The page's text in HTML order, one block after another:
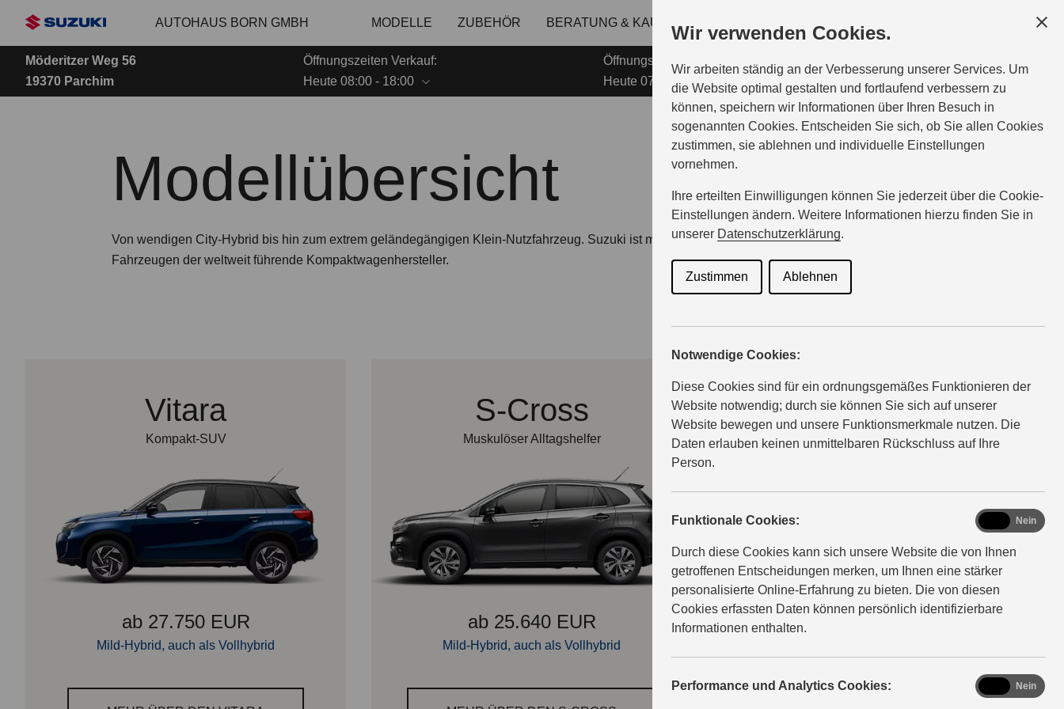
Wir verwenden Cookies.
Wir arbeiten ständig an der Verbesserung unserer Services. Um
die Website optimal gestalten und fortlaufend verbessern zu
können, speichern wir Informationen über Ihren Besuch in
sogenannten Cookies. Entscheiden Sie sich, ob Sie allen Cookies
zustimmen, sie ablehnen und individuelle Einstellungen
vornehmen.
Ihre erteilten Einwilligungen können Sie jederzeit über die Cookie-
Einstellungen ändern. Weitere Informationen hierzu finden Sie in
unserer Datenschutzerklärung.
Zustimmen Ablehnen
Notwendige Cookies:
Diese Cookies sind für ein ordnungsgemäßes Funktionieren der
Website notwendig; durch sie können Sie sich auf unserer
Website bewegen und unsere Funktionsmerkmale nutzen. Die
Daten erlauben keinen unmittelbaren Rückschluss auf Ihre
Person.
Funktionale Cookies:
Durch diese Cookies kann sich unsere Website die von Ihnen
getroffenen Entscheidungen merken, um Ihnen eine stärker
personalisierte Online-Erfahrung zu bieten. Die von diesen
Cookies erfassten Daten können persönlich identifizierbare
Informationen enthalten.
functional
Nein
Performance und Analytics Cookies: analyticsNein
Hauptinhalt
AUTOHAUS BORN GMBH MODELLE ZUBEHÖR BERATUNG & KAUF
Möderitzer Weg 56
19370 Parchim
Öffnungszeiten Verkauf:
Heute 08:00 - 18:00
Öffnungszeiten Service:
Heute 07:00 - 18:00
born@suzuki-handel.de
Modellübersicht
Von wendigen City-Hybrid bis hin zum extrem geländegängigen Klein-Nutzfahrzeug. Suzuki ist mit über 3 Millionen verkauften
Fahrzeugen der weltweit führende Kompaktwagenhersteller.
Vitara
Kompakt-SUV
ab 27.750 EUR
Mild-Hybrid, auch als Vollhybrid
S-Cross
Muskulöser Alltagshelfer
ab 25.640 EUR
Mild-Hybrid, auch als Vollhybrid
Swace
Dynamischer Kombi
ab 37.190 EUR